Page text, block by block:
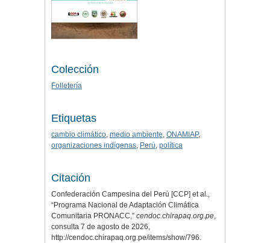
Colección
Folletería
Etiquetas
cambio climático, medio ambiente, ONAMIAP,
organizaciones indígenas, Perú, política
Citación
Confederación Campesina del Perú [CCP] et al.,
“Programa Nacional de Adaptación Climática
Comunitaria PRONACC,” cendoc.chirapaq.org.pe,
consulta 7 de agosto de 2026,
http://cendoc.chirapaq.org.pe/items/show/796.